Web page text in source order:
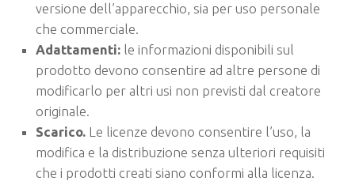
versione dell’apparecchio, sia per uso personale
che commerciale.
Adattamenti: le informazioni disponibili sul
prodotto devono consentire ad altre persone di
modificarlo per altri usi non previsti dal creatore
originale.
Scarico. Le licenze devono consentire l’uso, la
modifica e la distribuzione senza ulteriori requisiti
che i prodotti creati siano conformi alla licenza.